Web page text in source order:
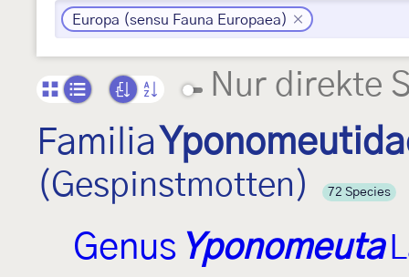
Europa (sensu Fauna Europaea)
Nur direkte
Familia
(Gespinstmotten) 72 Species
Genus Yponomeuta